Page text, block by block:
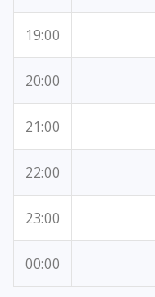
19:00
20:00
21:00
22:00
23:00
00:00